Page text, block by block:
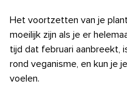
Het voortzetten van je
moeilijk zijn als je er
tijd dat februari aanbreekt,
rond veganisme, en kun je
voelen.